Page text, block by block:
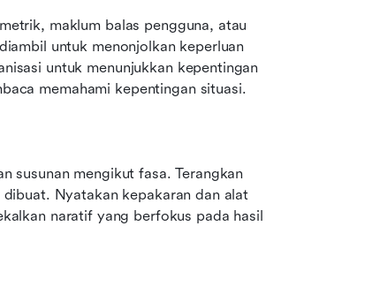
maklum balas pengguna, atau
untuk menonjolkan keperluan
untuk menunjukkan kepentingan
memahami kepentingan situasi.
susunan mengikut fasa. Terangkan
Nyatakan kepakaran dan alat
naratif yang berfokus pada hasil